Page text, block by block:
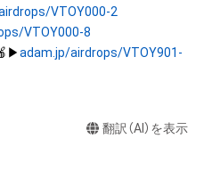
しません。
、著作隣接権の権利者またはそ
事前の同意なしに、上記の「本
の範囲を超えた行為、知的財産
VTOY000-2
VTOY000-8
adam.jp/airdrops/VTOY901-
翻訳（AI）を表示